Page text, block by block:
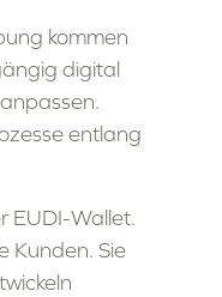
kommen
digital
entlang
EUDI-Wallet.
Kunden. Sie